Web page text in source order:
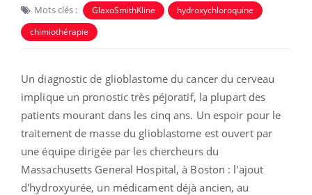
Mots clés : GlaxoSmithKline
hydroxychloroquine
chimiothérapie
Un diagnostic de glioblastome du cancer du cerveau
implique un pronostic très péjoratif, la plupart des
patients mourant dans les cinq ans. Un espoir pour le
traitement de masse du glioblastome est ouvert par
une équipe dirigée par les chercheurs du
Massachusetts General Hospital, à Boston : l'ajout
d'hydroxyurée, un médicament déjà ancien, au